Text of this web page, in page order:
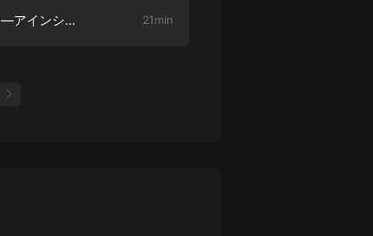
第四章 ブラックホールと宇宙の始まり―アインシュタイン理論の限界【1】 21min